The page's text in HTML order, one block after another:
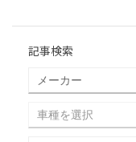
記事検索